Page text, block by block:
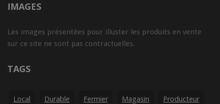
IMAGES
Les images présentées pour illuster les produits en vente
sur ce site ne sont pas contractuelles.
TAGS
Local Durable Fermier Magasin Producteur